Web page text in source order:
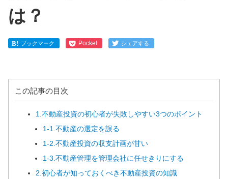
は？
ブックマーク Pocket シェアする
この記事の目次
1.不動産投資の初心者が失敗しやすい3つのポイント
1-1.不動産の選定を誤る
1-2.不動産投資の収支計画が甘い
1-3.不動産管理を管理会社に任せきりにする
2.初心者が知っておくべき不動産投資の知識